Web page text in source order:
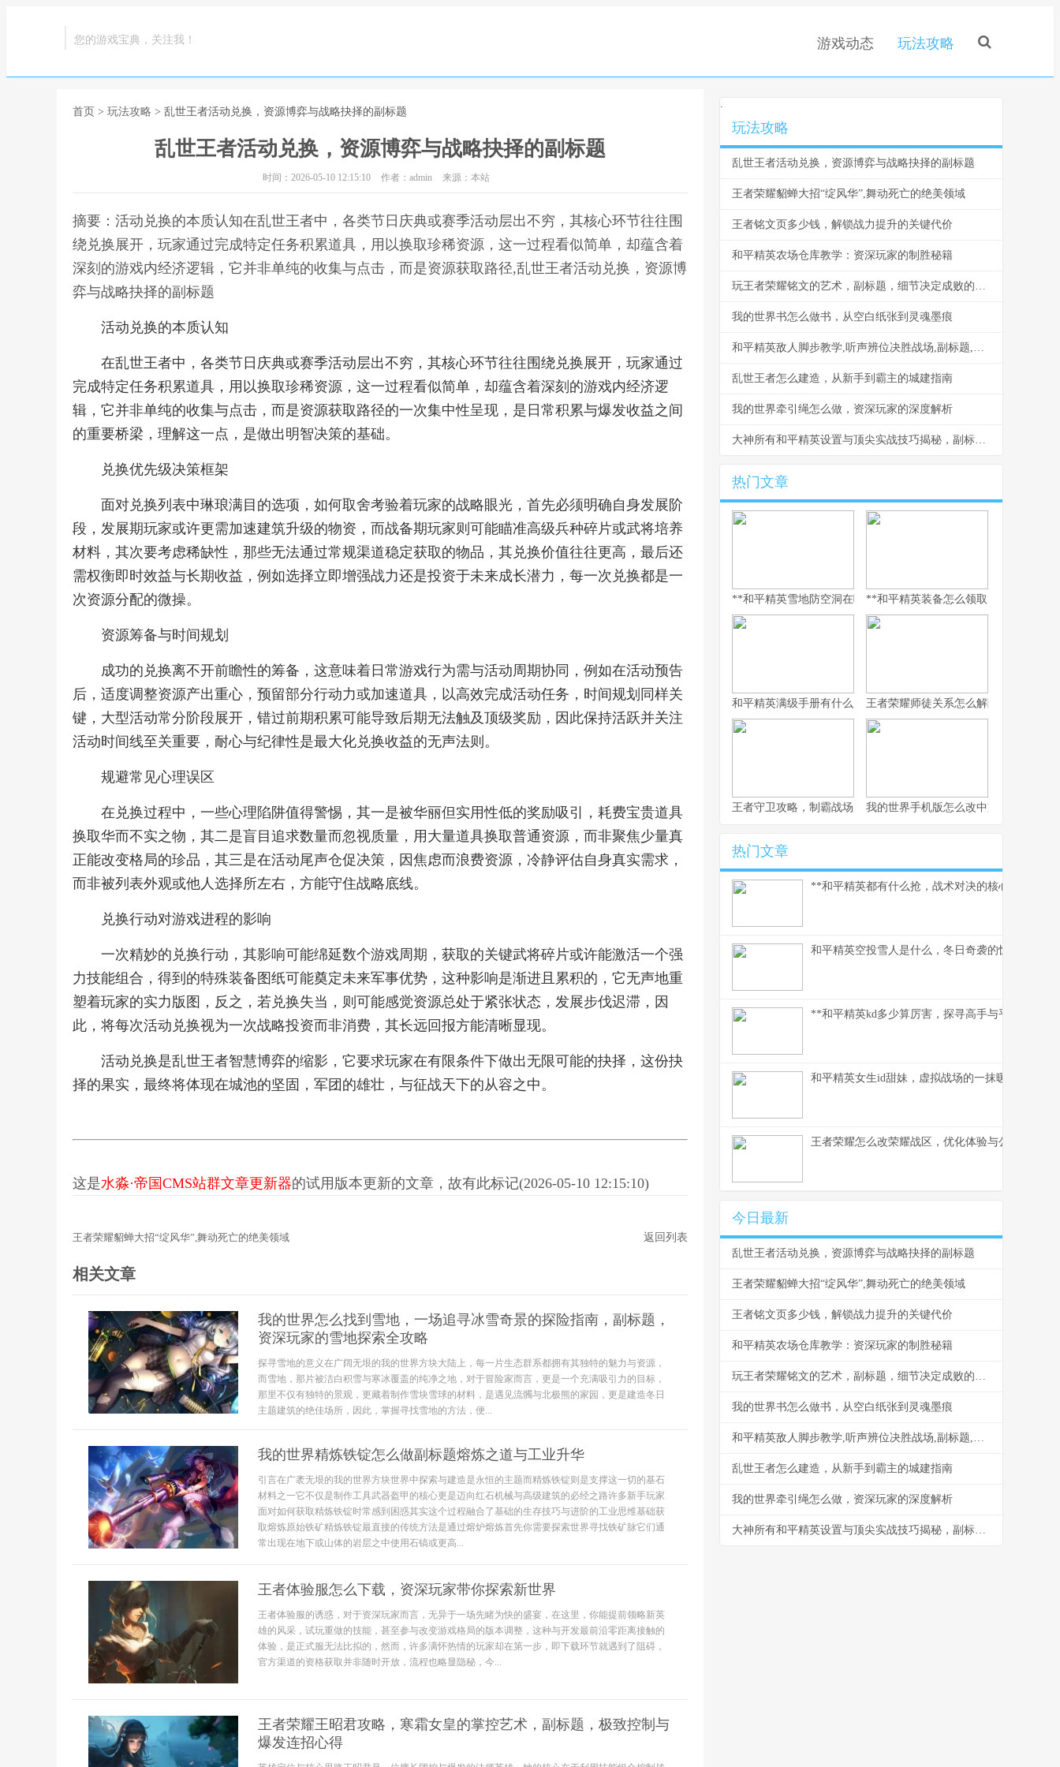
您的游戏宝典，关注我！ 游戏动态 玩法攻略
首页 > 玩法攻略 > 乱世王者活动兑换，资源博弈与战略抉择的副标题
乱世王者活动兑换，资源博弈与战略抉择的副标题
时间：2026-05-10 12:15:10 作者：admin 来源：本站
摘要：活动兑换的本质认知在乱世王者中，各类节日庆典或赛季活动层出不穷，其核心环节往往围
绕兑换展开，玩家通过完成特定任务积累道具，用以换取珍稀资源，这一过程看似简单，却蕴含着
深刻的游戏内经济逻辑，它并非单纯的收集与点击，而是资源获取路径,乱世王者活动兑换，资源博
弈与战略抉择的副标题
活动兑换的本质认知
在乱世王者中，各类节日庆典或赛季活动层出不穷，其核心环节往往围绕兑换展开，玩家通过
完成特定任务积累道具，用以换取珍稀资源，这一过程看似简单，却蕴含着深刻的游戏内经济逻
辑，它并非单纯的收集与点击，而是资源获取路径的一次集中性呈现，是日常积累与爆发收益之间
的重要桥梁，理解这一点，是做出明智决策的基础。
兑换优先级决策框架
面对兑换列表中琳琅满目的选项，如何取舍考验着玩家的战略眼光，首先必须明确自身发展阶
段，发展期玩家或许更需加速建筑升级的物资，而战备期玩家则可能瞄准高级兵种碎片或武将培养
材料，其次要考虑稀缺性，那些无法通过常规渠道稳定获取的物品，其兑换价值往往更高，最后还
需权衡即时效益与长期收益，例如选择立即增强战力还是投资于未来成长潜力，每一次兑换都是一
次资源分配的微操。
资源筹备与时间规划
成功的兑换离不开前瞻性的筹备，这意味着日常游戏行为需与活动周期协同，例如在活动预告
后，适度调整资源产出重心，预留部分行动力或加速道具，以高效完成活动任务，时间规划同样关
键，大型活动常分阶段展开，错过前期积累可能导致后期无法触及顶级奖励，因此保持活跃并关注
活动时间线至关重要，耐心与纪律性是最大化兑换收益的无声法则。
规避常见心理误区
在兑换过程中，一些心理陷阱值得警惕，其一是被华丽但实用性低的奖励吸引，耗费宝贵道具
换取华而不实之物，其二是盲目追求数量而忽视质量，用大量道具换取普通资源，而非聚焦少量真
正能改变格局的珍品，其三是在活动尾声仓促决策，因焦虑而浪费资源，冷静评估自身真实需求，
而非被列表外观或他人选择所左右，方能守住战略底线。
兑换行动对游戏进程的影响
一次精妙的兑换行动，其影响可能绵延数个游戏周期，获取的关键武将碎片或许能激活一个强
力技能组合，得到的特殊装备图纸可能奠定未来军事优势，这种影响是渐进且累积的，它无声地重
塑着玩家的实力版图，反之，若兑换失当，则可能感觉资源总处于紧张状态，发展步伐迟滞，因
此，将每次活动兑换视为一次战略投资而非消费，其长远回报方能清晰显现。
活动兑换是乱世王者智慧博弈的缩影，它要求玩家在有限条件下做出无限可能的抉择，这份抉
择的果实，最终将体现在城池的坚固，军团的雄壮，与征战天下的从容之中。
这是水淼·帝国CMS站群文章更新器的试用版本更新的文章，故有此标记(2026-05-10 12:15:10)
王者荣耀貂蝉大招“绽风华”,舞动死亡的绝美领域 返回列表
相关文章
我的世界怎么找到雪地，一场追寻冰雪奇景的探险指南，副标题，
资深玩家的雪地探索全攻略
探寻雪地的意义在广阔无垠的我的世界方块大陆上，每一片生态群系都拥有其独特的魅力与资源，
而雪地，那片被洁白积雪与寒冰覆盖的纯净之地，对于冒险家而言，更是一个充满吸引力的目标，
那里不仅有独特的景观，更藏着制作雪块雪球的材料，是遇见流髑与北极熊的家园，更是建造冬日
主题建筑的绝佳场所，因此，掌握寻找雪地的方法，便...
我的世界精炼铁锭怎么做副标题熔炼之道与工业升华
引言在广袤无垠的我的世界方块世界中探索与建造是永恒的主题而精炼铁锭则是支撑这一切的基石
材料之一它不仅是制作工具武器盔甲的核心更是迈向红石机械与高级建筑的必经之路许多新手玩家
面对如何获取精炼铁锭时常感到困惑其实这个过程融合了基础的生存技巧与进阶的工业思维基础获
取熔炼原始铁矿精炼铁锭最直接的传统方法是通过熔炉熔炼首先你需要探索世界寻找铁矿脉它们通
常出现在地下或山体的岩层之中使用石镐或更高...
王者体验服怎么下载，资深玩家带你探索新世界
王者体验服的诱惑，对于资深玩家而言，无异于一场先睹为快的盛宴，在这里，你能提前领略新英
雄的风采，试玩重做的技能，甚至参与改变游戏格局的版本调整，这种与开发最前沿零距离接触的
体验，是正式服无法比拟的，然而，许多满怀热情的玩家却在第一步，即下载环节就遇到了阻碍，
官方渠道的资格获取并非随时开放，流程也略显隐秘，今...
王者荣耀王昭君攻略，寒霜女皇的掌控艺术，副标题，极致控制与
爆发连招心得
.
玩法攻略
乱世王者活动兑换，资源博弈与战略抉择的副标题
王者荣耀貂蝉大招“绽风华”,舞动死亡的绝美领域
王者铭文页多少钱，解锁战力提升的关键代价
和平精英农场仓库教学：资深玩家的制胜秘籍
玩王者荣耀铭文的艺术，副标题，细节决定成败的隐形战场
我的世界书怎么做书，从空白纸张到灵魂墨痕
和平精英敌人脚步教学,听声辨位决胜战场,副标题,从嘈杂战场中捕捉致命节奏
乱世王者怎么建造，从新手到霸主的城建指南
我的世界牵引绳怎么做，资深玩家的深度解析
大神所有和平精英设置与顶尖实战技巧揭秘，副标题，从键位到灵敏度的一站式决胜指南
热门文章
**和平精英雪地防空洞在哪里，副标题，冰封秘境与战术宝库探寻
**和平精英装备怎么领取，资深玩家
和平精英满级手册有什么用，解锁巅峰体验的多维钥匙
王者荣耀师徒关系怎么解除，游戏情谊
王者守卫攻略，制霸战场的不败法则，副标题，资深玩家的战术精
我的世界手机版怎么改中文，一份玩家
热门文章
**和平精英都有什么抢，战术对决的核心武器库**
和平精英空投雪人是什么，冬日奇袭的惊喜彩蛋
**和平精英kd多少算厉害，探寻高手与平民的真实
和平精英女生id甜妹，虚拟战场的一抹暖色，副标
王者荣耀怎么改荣耀战区，优化体验与公平之路
今日最新
乱世王者活动兑换，资源博弈与战略抉择的副标题
王者荣耀貂蝉大招“绽风华”,舞动死亡的绝美领域
王者铭文页多少钱，解锁战力提升的关键代价
和平精英农场仓库教学：资深玩家的制胜秘籍
玩王者荣耀铭文的艺术，副标题，细节决定成败的隐形战场
我的世界书怎么做书，从空白纸张到灵魂墨痕
和平精英敌人脚步教学,听声辨位决胜战场,副标题,从嘈杂战场中捕捉致命节奏
乱世王者怎么建造，从新手到霸主的城建指南
我的世界牵引绳怎么做，资深玩家的深度解析
大神所有和平精英设置与顶尖实战技巧揭秘，副标题，从键位到灵敏度的一站式决胜指南